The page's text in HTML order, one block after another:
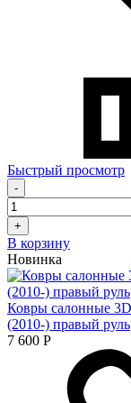
Быстрый просмотр
-
+
В корзину
Новинка
Ковры салонные
(2010-) правый руль
7 600 Р